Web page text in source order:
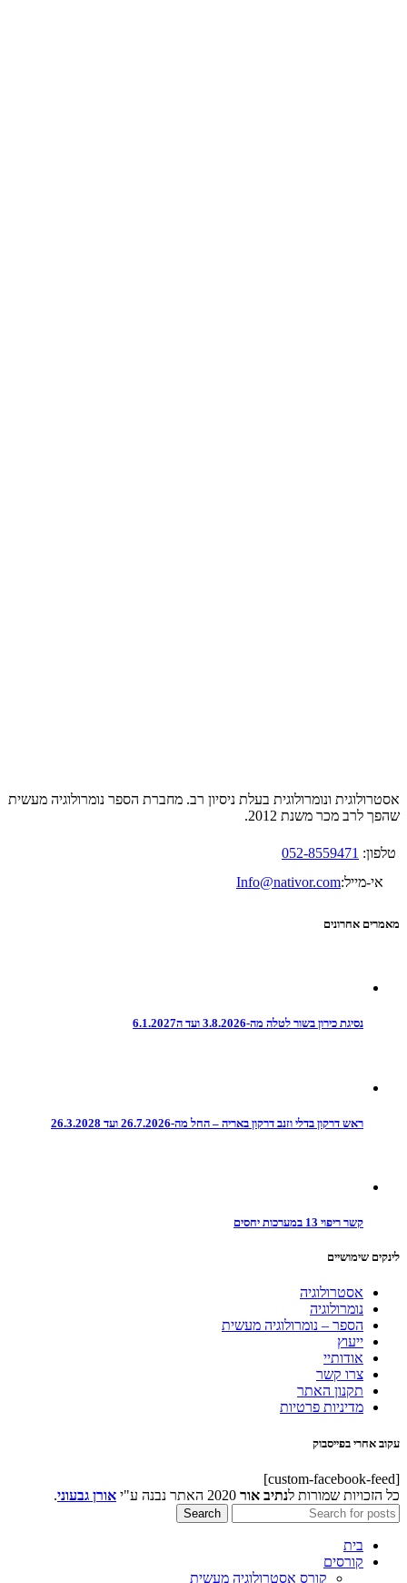
אסטרולוגית ונומרולוגית בעלת ניסיון רב. מחברת הספר נומרולוגיה מעשית
שהפך לרב מכר משנת 2012.
טלפון: 052-8559471
אי-מייל:Info@nativor.com
מאמרים אחרונים
נסיגת כירון בשור לטלה מה-3.8.2026 ועד ה6.1.2027
ראש דרקון בדלי וזנב דרקון באריה – החל מה-26.7.2026 ועד 26.3.2028
קשר ריפוי 13 במערכות יחסים
לינקים שימושיים
אסטרולוגיה
נומרולוגיה
הספר – נומרולוגיה מעשית
ייעוץ
אודותיי
צרו קשר
תקנון האתר
מדיניות פרטיות
עקוב אחרי בפייסבוק
[custom-facebook-feed]
כל הזכויות שמורות לנתיב אור 2020 האתר נבנה ע"י אורן גבעוני.
Search
בית
קורסים
קורס אסטרולוגיה מעשית